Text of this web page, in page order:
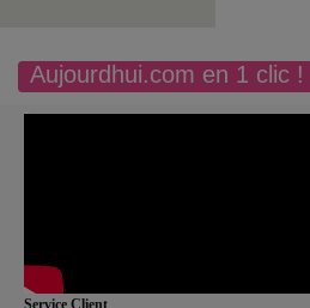
Aujourdhui.com en 1 clic !
Service Client